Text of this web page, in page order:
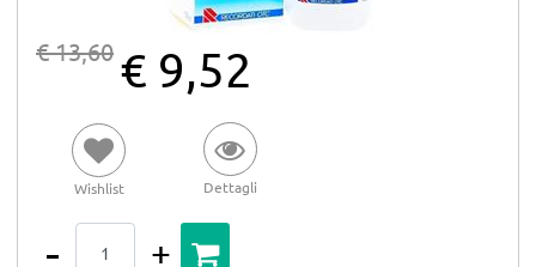
€ 13,60 € 9,52
Wishlist Dettagli